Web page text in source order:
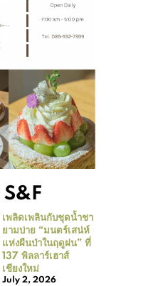
เพลิดเพลินกับชุดน้ำชา
ยามบ่าย “มนตร์เสน่ห์
แห่งผืนป่าในฤดูฝน” ที่
137 พิลลาร์เฮาส์
เชียงใหม่
July 2, 2026